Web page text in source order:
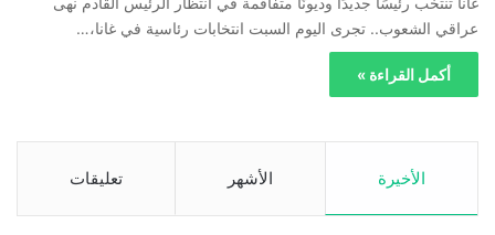
عراقي الشعوب.. تجرى اليوم السبت انتخابات رئاسية في غانا،…
أكمل القراءة »
الأخيرة الأشهر تعليقات